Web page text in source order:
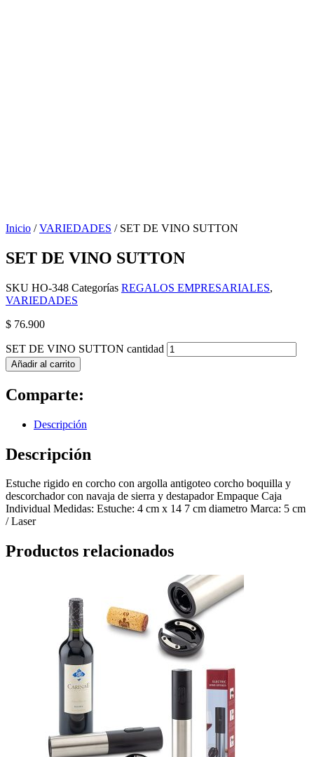
Inicio /VARIEDADES / SET DE VINO SUTTON
SET DE VINO SUTTON
SKU HO-348 Categorías REGALOS EMPRESARIALES,
VARIEDADES
$ 76.900
SET DE VINO SUTTON cantidad
Añadir al carrito
Comparte:
Descripción
Descripción
Estuche rigido en corcho con argolla antigoteo corcho boquilla y
descorchador con navaja de sierra y destapador Empaque Caja
Individual Medidas: Estuche: 4 cm x 14 7 cm diametro Marca: 5 cm
/ Laser
Productos relacionados